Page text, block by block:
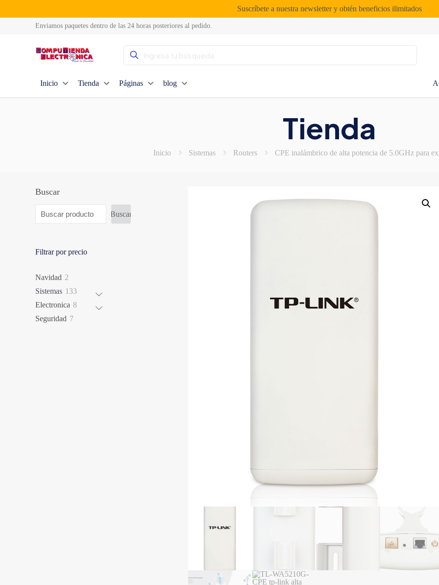
Suscríbete a nuestra newsletter y obtén beneficios ilimitados
Enviamos paquetes dentro de las 24 horas posteriores al pedido.
Inicio Tienda Páginas blog
Tienda
Inicio Sistemas Routers CPE inalámbrico de alta potencia de 5.0GHz para
Buscar
Buscar
Filtrar por precio
Navidad 2
Sistemas 133133
productos
Electronica 88
productos
Seguridad 77